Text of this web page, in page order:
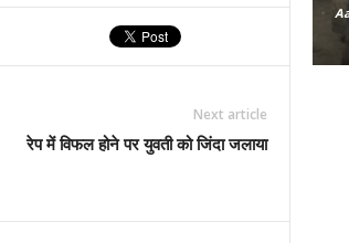
Next article
रेप में विफल होने पर युवती को जिंदा जलाया